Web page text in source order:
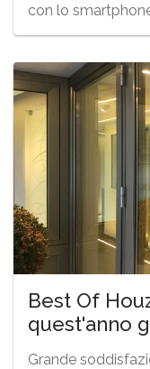
con lo
Best Of
quest'anno
Grande